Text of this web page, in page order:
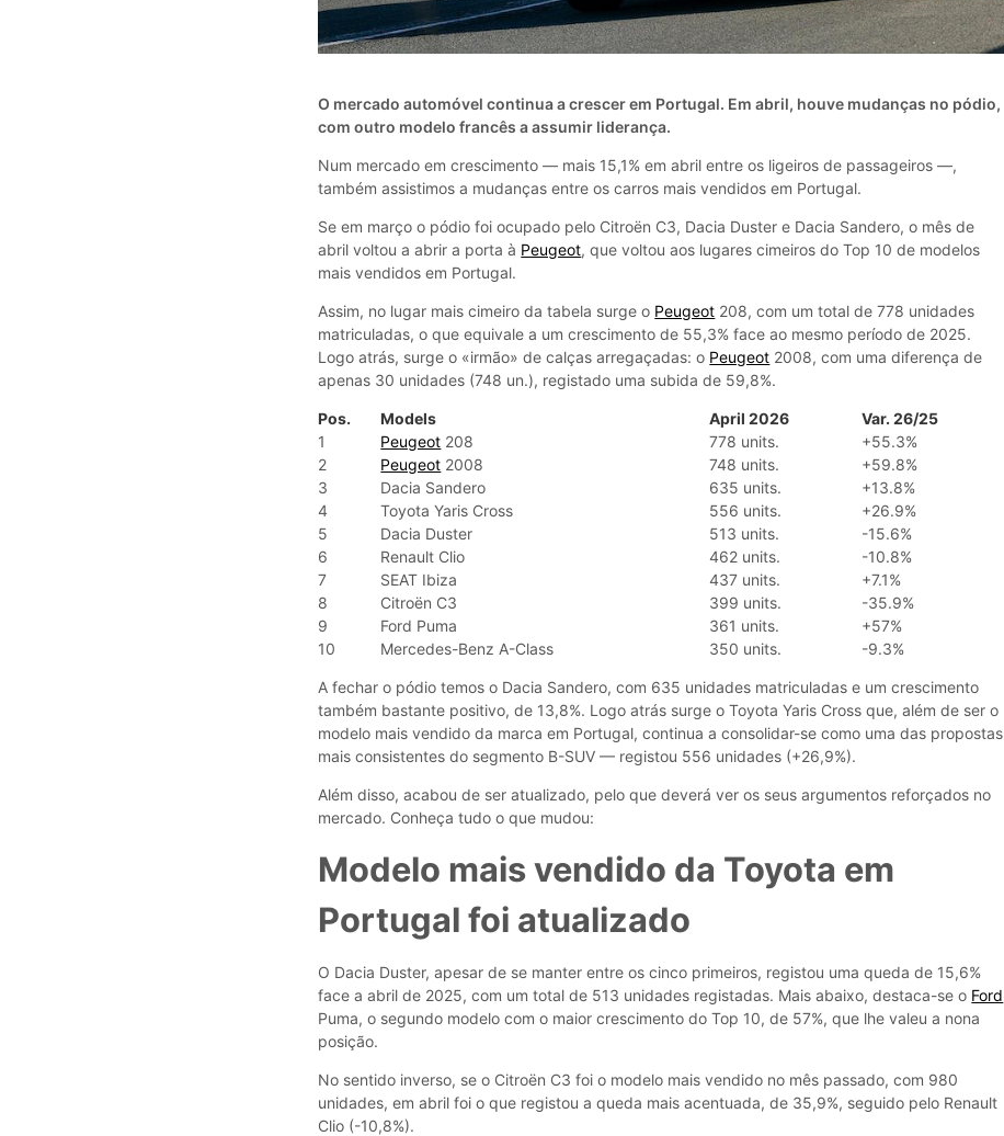
O mercado automóvel continua a crescer em Portugal. Em abril, houve mudanças no pódio,
com outro modelo francês a assumir liderança.
Num mercado em crescimento — mais 15,1% em abril entre os ligeiros de passageiros —,
também assistimos a mudanças entre os carros mais vendidos em Portugal.
Se em março o pódio foi ocupado pelo Citroën C3, Dacia Duster e Dacia Sandero, o mês de
abril voltou a abrir a porta à Peugeot, que voltou aos lugares cimeiros do Top 10 de modelos
mais vendidos em Portugal.
Assim, no lugar mais cimeiro da tabela surge o Peugeot 208, com um total de 778 unidades
matriculadas, o que equivale a um crescimento de 55,3% face ao mesmo período de 2025.
Logo atrás, surge o «irmão» de calças arregaçadas: o Peugeot 2008, com uma diferença de
apenas 30 unidades (748 un.), registado uma subida de 59,8%.
Pos. Models April 2026
Var. 26/25
1
Peugeot 208 778 units.
+55.3%
2
Peugeot 2008 748 units.
+59.8%
3
Dacia Sandero 635 units.
+13.8%
4
Toyota Yaris Cross 556 units.
+26.9%
5
Dacia Duster 513 units.
-15.6%
6
Renault Clio 462 units.
-10.8%
7
SEAT Ibiza 437 units.
+7.1%
8
Citroën C3 399 units.
-35.9%
9
Ford Puma 361 units.
+57%
10
Mercedes-Benz A-Class 350 units. -9.3%
A fechar o pódio temos o Dacia Sandero, com 635 unidades matriculadas e um crescimento
também bastante positivo, de 13,8%. Logo atrás surge o Toyota Yaris Cross que, além de ser o
modelo mais vendido da marca em Portugal, continua a consolidar-se como uma das propostas
mais consistentes do segmento B-SUV — registou 556 unidades (+26,9%).
Além disso, acabou de ser atualizado, pelo que deverá ver os seus argumentos reforçados no
mercado. Conheça tudo o que mudou:
Modelo mais vendido da Toyota em
Portugal foi atualizado
O Dacia Duster, apesar de se manter entre os cinco primeiros, registou uma queda de 15,6%
face a abril de 2025, com um total de 513 unidades registadas. Mais abaixo, destaca-se o Ford
Puma, o segundo modelo com o maior crescimento do Top 10, de 57%, que lhe valeu a nona
posição.
No sentido inverso, se o Citroën C3 foi o modelo mais vendido no mês passado, com 980
unidades, em abril foi o que registou a queda mais acentuada, de 35,9%, seguido pelo Renault
Clio (-10,8%).